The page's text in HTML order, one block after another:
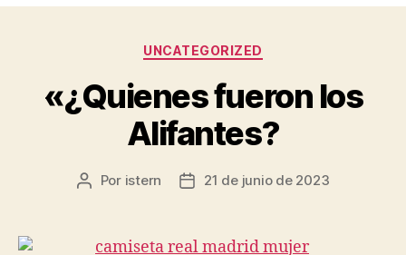
Categorías
UNCATEGORIZED
«¿Quienes fueron los
Alifantes?
Autor
entrada
Por istern
Fecha
entrada
21 de junio de 2023